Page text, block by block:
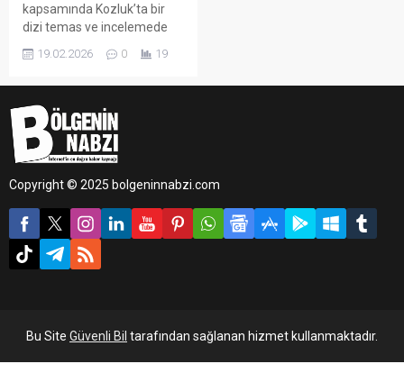
kapsamında Kozluk’ta bir
dizi temas ve incelemede
ilçe milli eğitim müdürleri ve
programda, ilçedeki eğitim
faaliyetleri yerinde
değerlendirildi.
19.02.2026 0 19
Copyright © 2025 bolgeninnabzi.com
Bu Site Güvenli Bil tarafından sağlanan hizmet kullanmaktadır.